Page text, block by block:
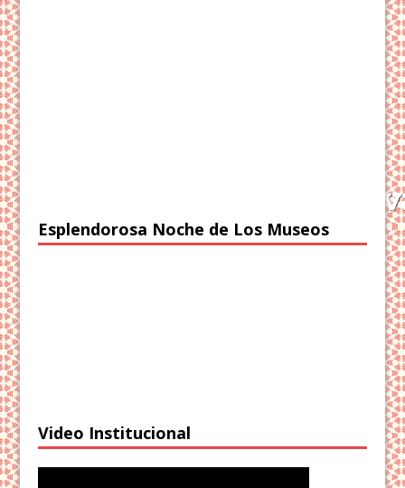
Esplendorosa Noche de Los Museos
Video Institucional